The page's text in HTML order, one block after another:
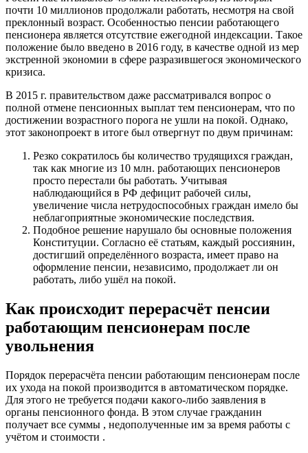
почти 10 миллионов продолжали работать, несмотря на свой
преклонный возраст. Особенностью пенсии работающего
пенсионера является отсутствие ежегодной индексации. Такое
положение было введено в 2016 году, в качестве одной из мер
экстренной экономии в сфере разразившегося экономического
кризиса.
В 2015 г. правительством даже рассматривался вопрос о
полной отмене пенсионных выплат тем пенсионерам, что по
достижении возрастного порога не ушли на покой. Однако,
этот законопроект в итоге был отвергнут по двум причинам:
Резко сократилось бы количество трудящихся граждан,
так как многие из 10 млн. работающих пенсионеров
просто перестали бы работать. Учитывая
наблюдающийся в РФ дефицит рабочей силы,
увеличение числа нетрудоспособных граждан имело бы
неблагоприятные экономические последствия.
Подобное решение нарушало бы основные положения
Конституции. Согласно её статьям, каждый россиянин,
достигший определённого возраста, имеет право на
оформление пенсии, независимо, продолжает ли он
работать, либо ушёл на покой.
Как происходит перерасчёт пенсии
работающим пенсионерам после
увольнения
Порядок перерасчёта пенсии работающим пенсионерам после
их ухода на покой производится в автоматическом порядке.
Для этого не требуется подачи какого-либо заявления в
органы пенсионного фонда. В этом случае гражданин
получает все суммы , недополученные им за время работы с
учётом и стоимости .